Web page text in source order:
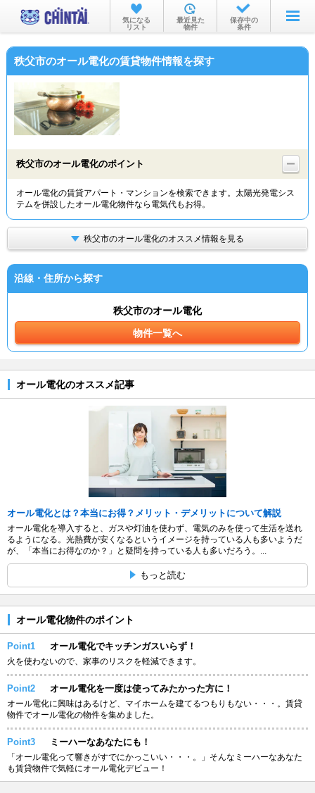
お部屋を探す
沿線・駅から
物件特集から
TOP
気になる
リスト
最近見た
物件
保存中の
条件
秩父市のオール電化の賃貸物件情報を探す
秩父市のオール電化のポイント
オール電化の賃貸アパート・マンションを検索できます。太陽光発電シス
テムを併設したオール電化物件なら電気代もお得。
秩父市のオール電化のオススメ情報を見る
沿線・住所から探す
秩父市のオール電化
物件一覧へ
オール電化のオススメ記事
オール電化とは？本当にお得？メリット・デメリットについて解説
オール電化を導入すると、ガスや灯油を使わず、電気のみを使って生活を送れ
るようになる。光熱費が安くなるというイメージを持っている人も多いようだ
が、「本当にお得なのか？」と疑問を持っている人も多いだろう。...
もっと読む
オール電化物件のポイント
Point1 オール電化でキッチンガスいらず！
火を使わないので、家事のリスクを軽減できます。
Point2 オール電化を一度は使ってみたかった方に！
オール電化に興味はあるけど、マイホームを建てるつもりもない・・・。賃貸
物件でオール電化の物件を集めました。
Point3 ミーハーなあなたにも！
「オール電化って響きがすでにかっこいい・・・。」そんなミーハーなあなた
も賃貸物件で気軽にオール電化デビュー！